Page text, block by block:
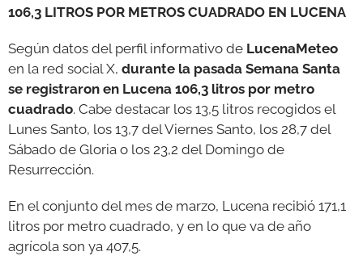
106,3 LITROS POR METROS CUADRADO EN LUCENA
Según datos del perfil informativo de LucenaMeteo
en la red social X, durante la pasada Semana Santa
se registraron en Lucena 106,3 litros por metro
cuadrado. Cabe destacar los 13,5 litros recogidos el
Lunes Santo, los 13,7 del Viernes Santo, los 28,7 del
Sábado de Gloria o los 23,2 del Domingo de
Resurrección.
En el conjunto del mes de marzo, Lucena recibió 171,1
litros por metro cuadrado, y en lo que va de año
agrícola son ya 407,5.